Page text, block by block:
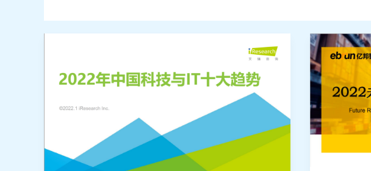
IT
亿
帮
智
库-2022
未
来
零